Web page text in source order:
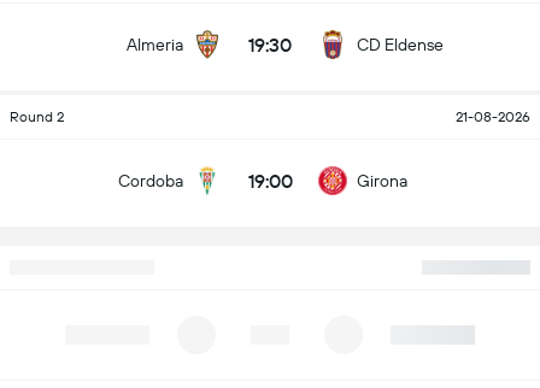
Almeria 19:30 CD Eldense
Round 2 21-08-2026
Cordoba 19:00 Girona